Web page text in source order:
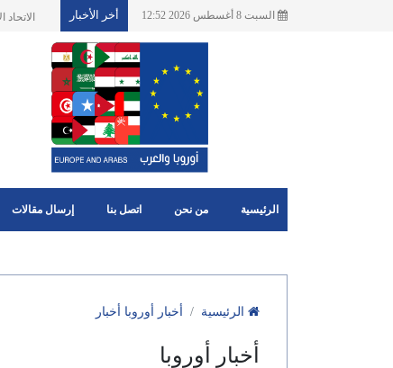
السبت 8 أغسطس 2026 12:52 أخر الأخبار
الرئيسية من نحن اتصل بنا إرسال مقالات
أخبار أوروبا أخبار
أخبار أوروبا